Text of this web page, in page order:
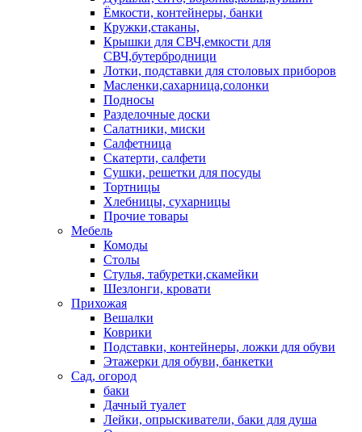
Ёмкости, контейнеры, банки
Кружки,стаканы,
Крышки для СВЧ,емкости для
СВЧ,бутербродници
Лотки, подставки для столовых приборов
Масленки,сахарница,солонки
Подносы
Разделочные доски
Салатники, миски
Салфетница
Скатерти, салфети
Сушки, решетки для посуды
Тортницы
Хлебницы, сухарницы
Прочие товары
Мебель
Комоды
Столы
Стулья, табуретки,скамейки
Шезлонги, кровати
Прихожая
Вешалки
Коврики
Подставки, контейнеры, ложки для обуви
Этажерки для обуви, банкетки
Сад, огород
баки
Дачный туалет
Лейки, опрыскиватели, баки для душа